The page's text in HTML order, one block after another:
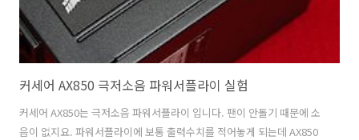
커세어 AX850 극저소음 파워서플라이 실험
커세어 AX850는 극저소음 파워서플라이 입니다. 팬이 안돌기 때문에 소
음이 없지요. 파워서플라이에 보통 출력수치를 적어놓게 되는데 AX850